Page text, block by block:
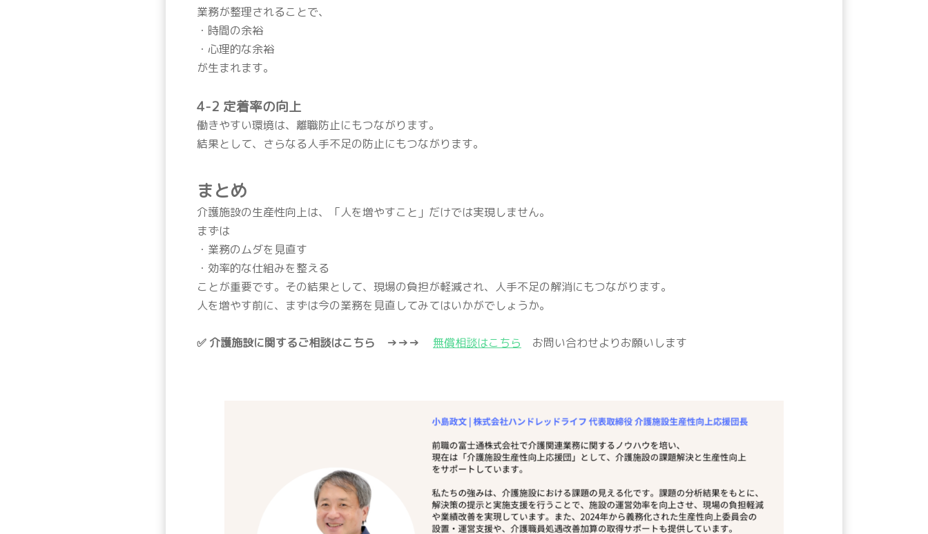
業務が整理されることで、
・時間の余裕
・心理的な余裕
が生まれます。
4-2 定着率の向上
働きやすい環境は、離職防止にもつながります。
結果として、さらなる人手不足の防止にもつながります。
まとめ
介護施設の生産性向上は、「人を増やすこと」だけでは実現しません。
まずは
・業務のムダを見直す
・効率的な仕組みを整える
ことが重要です。その結果として、現場の負担が軽減され、人手不足の解消にもつながります。
人を増やす前に、まずは今の業務を見直してみてはいかがでしょうか。
✅ 介護施設に関するご相談はこちら →→→ 無償相談はこちら お問い合わせよりお願いします